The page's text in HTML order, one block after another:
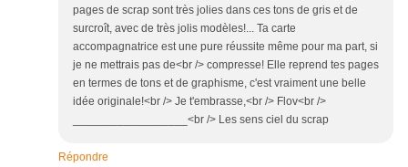
pages de scrap sont très jolies dans ces tons de gris et de
surcroît, avec de très jolis modèles!... Ta carte
accompagnatrice est une pure réussite même pour ma part, si
je ne mettrais pas de<br /> compresse! Elle reprend tes pages
en termes de tons et de graphisme, c'est vraiment une belle
idée originale!<br /> Je t'embrasse,<br /> Flov<br />
__________________<br /> Les sens ciel du scrap
Répondre